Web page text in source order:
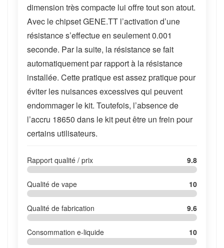
dimension très compacte lui offre tout son atout.
Avec le chipset GENE.TT l’activation d’une
résistance s’effectue en seulement 0.001
seconde. Par la suite, la résistance se fait
automatiquement par rapport à la résistance
installée. Cette pratique est assez pratique pour
éviter les nuisances excessives qui peuvent
endommager le kit. Toutefois, l’absence de
l’accru 18650 dans le kit peut être un frein pour
certains utilisateurs.
Rapport qualité / prix 9.8
Qualité de vape 10
Qualité de fabrication 9.6
Consommation e-liquide 10